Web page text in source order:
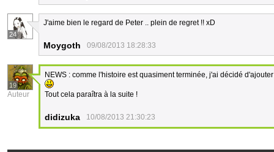
24
J'aime bien le regard de Peter .. plein de regret !! xD
Moygoth 09/08/2013 18:28:33
19
Auteur
NEWS : comme l'histoire est quasiment terminée, j'ai décidé
Tout cela paraîtra à la suite !
didizuka 10/08/2013 21:30:23